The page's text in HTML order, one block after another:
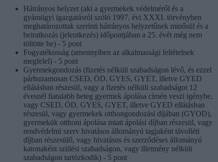
Hátrányos helyzet (aki a gyermekek védelméről és a
gyámügyi igazgatásról szóló 1997. évi XXXI. törvényben
meghatározottak szerinti hátrányos helyzetűnek minősül és a
beiratkozás (jelentkezés) időpontjában a 25. évét még nem
töltötte be) - 5 pont
Fogyatékosság (amennyiben az alkalmassági feltételnek
megfelel) - 5 pont
Gyermekgondozás (fizetés nélküli szabadságon lévő, és ezzel
párhuzamosan CSED, ÖD, GYES, GYET, illetve GYED
ellátásban részesül, vagy a fizetés nélküli szabadságot 12
évesnél fiatalabb beteg gyermek ápolása címén veszi igénybe,
vagy CSED, ÖD, GYES, GYET, illetve GYED ellátásban
részesül, vagy gyermekek otthongondozási díjában (GYOD),
gyermekük otthoni ápolása miatt ápolási díjban részesül, vagy
rendvédelmi szerv hivatásos állományú tagjaként távolléti
díjban részesülő, vagy hivatásos és szerződéses állományú
katonaként szülési szabadságon, vagy illetmény nélküli
szabadságon tartózkodik) - 5 pont